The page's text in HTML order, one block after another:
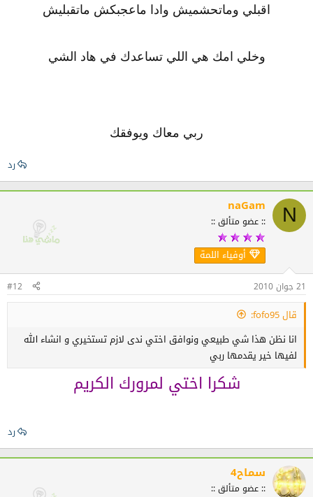
اقبلي وماتحشميش وادا ماعجبكش ماتقبليش
وخلي امك هي اللي تساعدك في هاد الشي
ربي معاك ويوفقك
رد
N
naGam
:: عضو متألق ::
أوفياء اللمة
21 جوان 2010 #12
قال fofo95:
انا نظن هذا شي طبيعي ونوافق اختي ندى لازم تستخيري و انشاء الله
لفيها خير يقدمها ربي
شكرا اختي لمرورك الكريم
رد
سماح4
:: عضو متألق ::